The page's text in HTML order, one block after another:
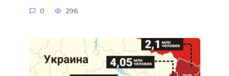
0 296